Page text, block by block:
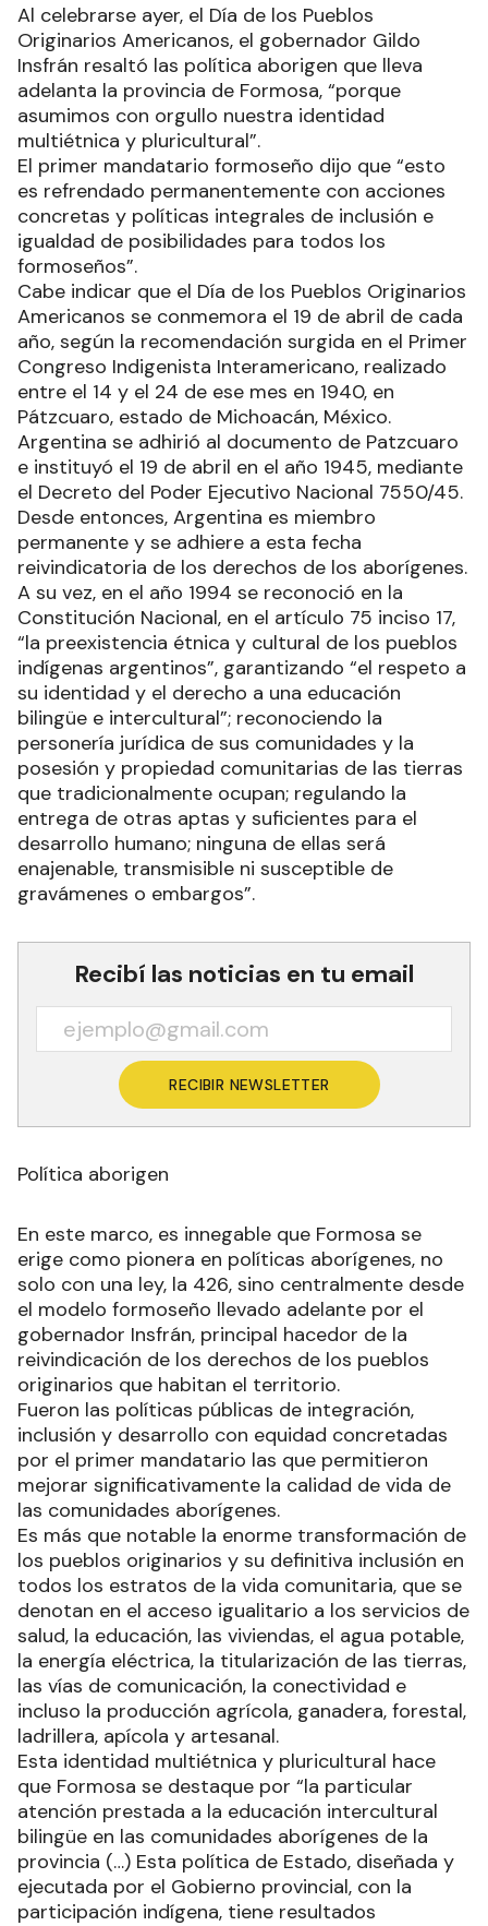
Al celebrarse ayer, el Día de los Pueblos
Originarios Americanos, el gobernador Gildo
Insfrán resaltó las política aborigen que lleva
adelanta la provincia de Formosa, “porque
asumimos con orgullo nuestra identidad
multiétnica y pluricultural”.
El primer mandatario formoseño dijo que “esto
es refrendado permanentemente con acciones
concretas y políticas integrales de inclusión e
igualdad de posibilidades para todos los
formoseños”.
Cabe indicar que el Día de los Pueblos Originarios
Americanos se conmemora el 19 de abril de cada
año, según la recomendación surgida en el Primer
Congreso Indigenista Interamericano, realizado
entre el 14 y el 24 de ese mes en 1940, en
Pátzcuaro, estado de Michoacán, México.
Argentina se adhirió al documento de Patzcuaro
e instituyó el 19 de abril en el año 1945, mediante
el Decreto del Poder Ejecutivo Nacional 7550/45.
Desde entonces, Argentina es miembro
permanente y se adhiere a esta fecha
reivindicatoria de los derechos de los aborígenes.
A su vez, en el año 1994 se reconoció en la
Constitución Nacional, en el artículo 75 inciso 17,
“la preexistencia étnica y cultural de los pueblos
indígenas argentinos”, garantizando “el respeto a
su identidad y el derecho a una educación
bilingüe e intercultural”; reconociendo la
personería jurídica de sus comunidades y la
posesión y propiedad comunitarias de las tierras
que tradicionalmente ocupan; regulando la
entrega de otras aptas y suficientes para el
desarrollo humano; ninguna de ellas será
enajenable, transmisible ni susceptible de
gravámenes o embargos”.
Recibí las noticias en tu email
RECIBIR NEWSLETTER
Política aborigen
En este marco, es innegable que Formosa se
erige como pionera en políticas aborígenes, no
solo con una ley, la 426, sino centralmente desde
el modelo formoseño llevado adelante por el
gobernador Insfrán, principal hacedor de la
reivindicación de los derechos de los pueblos
originarios que habitan el territorio.
Fueron las políticas públicas de integración,
inclusión y desarrollo con equidad concretadas
por el primer mandatario las que permitieron
mejorar significativamente la calidad de vida de
las comunidades aborígenes.
Es más que notable la enorme transformación de
los pueblos originarios y su definitiva inclusión en
todos los estratos de la vida comunitaria, que se
denotan en el acceso igualitario a los servicios de
salud, la educación, las viviendas, el agua potable,
la energía eléctrica, la titularización de las tierras,
las vías de comunicación, la conectividad e
incluso la producción agrícola, ganadera, forestal,
ladrillera, apícola y artesanal.
Esta identidad multiétnica y pluricultural hace
que Formosa se destaque por “la particular
atención prestada a la educación intercultural
bilingüe en las comunidades aborígenes de la
provincia (…) Esta política de Estado, diseñada y
ejecutada por el Gobierno provincial, con la
participación indígena, tiene resultados